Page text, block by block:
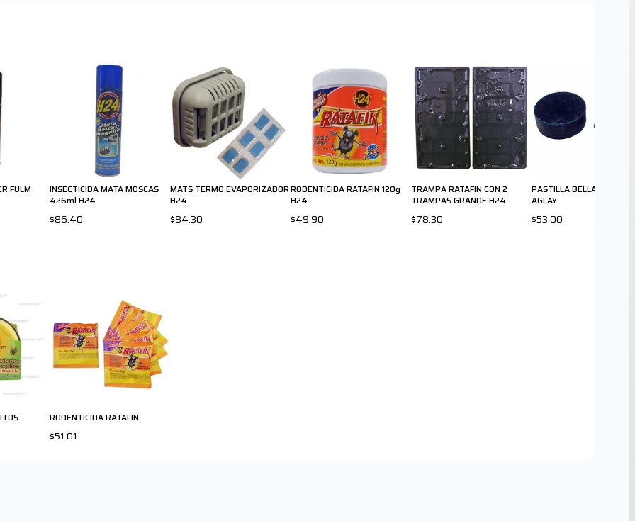
FULM
INSECTICIDA MATA MOSCAS
426ml H24
$86.40
MATS TERMO EVAPORIZADOR
H24.
$84.30
RODENTICIDA RATAFIN 120g
H24
$49.90
TRAMPA RATAFIN CON 2
TRAMPAS GRANDE H24
$78.30
PASTILLA BELLAZUL
AGLAY
$53.00
RODENTICIDA RATAFIN
$51.01